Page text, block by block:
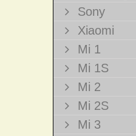
Sony
Xiaomi
Mi 1
Mi 1S
Mi 2
Mi 2S
Mi 3